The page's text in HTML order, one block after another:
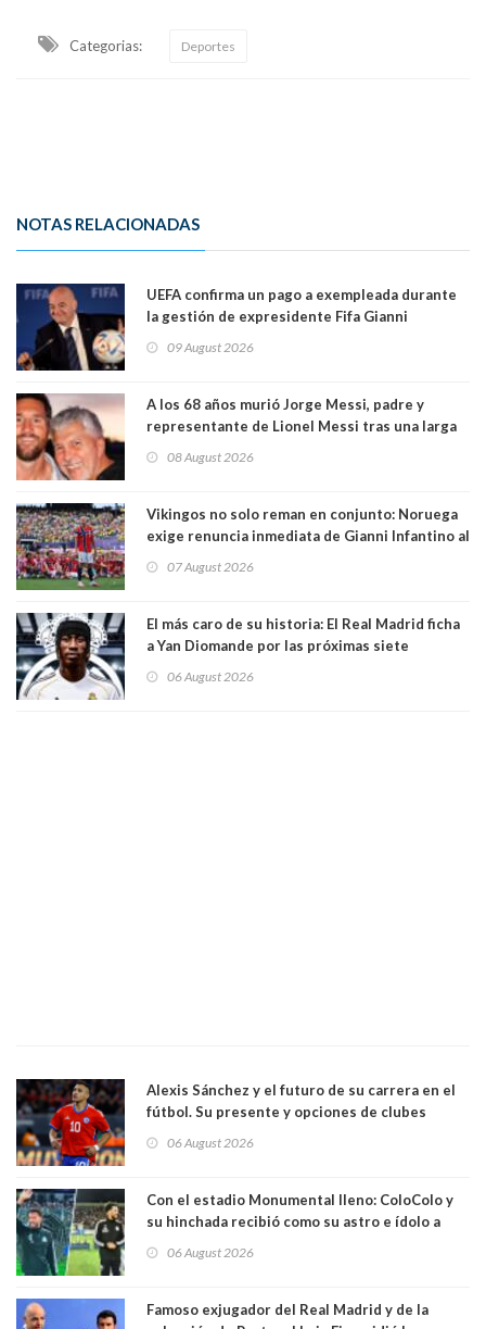
Categorias: Deportes
NOTAS RELACIONADAS
UEFA confirma un pago a exempleada durante
la gestión de expresidente Fifa Gianni
relación sentimental
09 August 2026
A los 68 años murió Jorge Messi, padre y
representante de Lionel Messi tras una larga
08 August 2026
Vikingos no solo reman en conjunto: Noruega
exige renuncia inmediata de Gianni Infantino al
07 August 2026
El más caro de su historia: El Real Madrid ficha
a Yan Diomande por las próximas siete
06 August 2026
Alexis Sánchez y el futuro de su carrera en el
fútbol. Su presente y opciones de clubes
06 August 2026
Con el estadio Monumental lleno: ColoColo y
su hinchada recibió como su astro e ídolo a
06 August 2026
Famoso exjugador del Real Madrid y de la